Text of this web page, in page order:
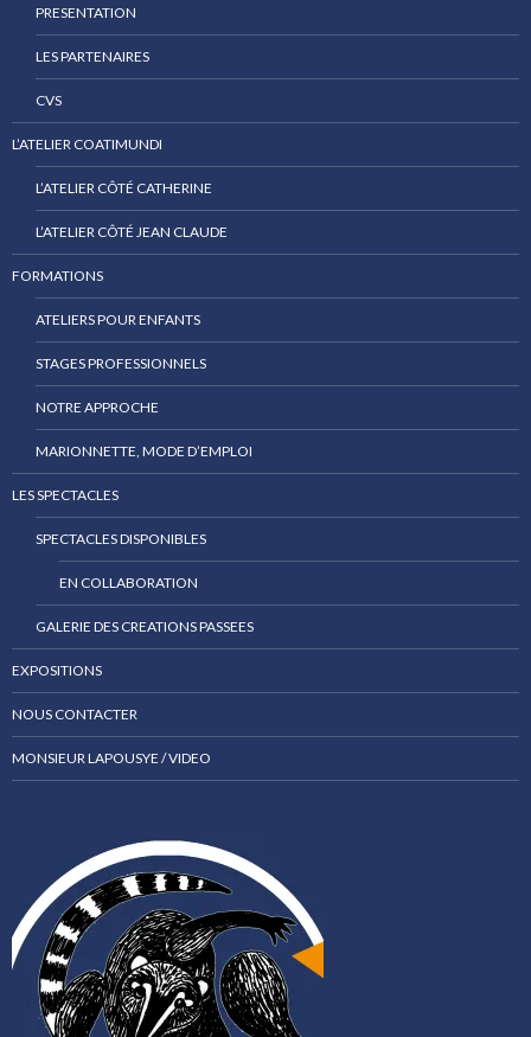
PRESENTATION
LES PARTENAIRES
CVS
L’ATELIER COATIMUNDI
L’ATELIER CÔTÉ CATHERINE
L’ATELIER CÔTÉ JEAN CLAUDE
FORMATIONS
ATELIERS POUR ENFANTS
STAGES PROFESSIONNELS
NOTRE APPROCHE
MARIONNETTE, MODE D’EMPLOI
LES SPECTACLES
SPECTACLES DISPONIBLES
EN COLLABORATION
GALERIE DES CREATIONS PASSEES
EXPOSITIONS
NOUS CONTACTER
MONSIEUR LAPOUSYE / VIDEO